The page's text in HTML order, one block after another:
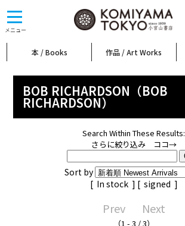
メニュー
toggle
navigation
本 / Books 作品 / Art Works
BOB RICHARDSON（BOB
RICHARDSON）
Search Within These Results:
さらに絞り込み ココ→
Sort by
[ In stock ] [ signed ]
Prev Next
（1 - 3 / 3）